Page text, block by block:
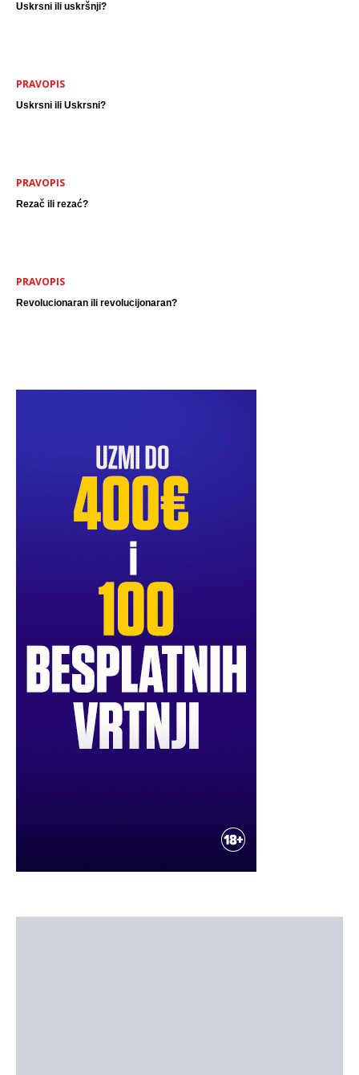
Uskrsni ili uskršnji?
PRAVOPIS
Uskrsni ili Uskrsni?
PRAVOPIS
Rezač ili rezać?
PRAVOPIS
Revolucionaran ili revolucijonaran?